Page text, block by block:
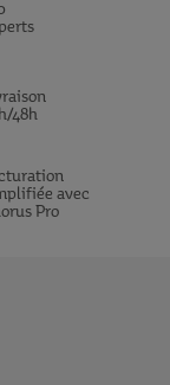
48h
avec
Pro